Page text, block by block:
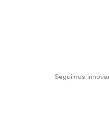
Seguimos